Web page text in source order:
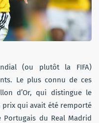
(ou plutôt la FIFA)
Le plus connu de ces
d’Or, qui distingue le
prix qui avait été remporté
Portugais du Real Madrid